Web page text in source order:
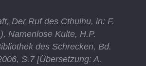
Der Ruf des Cthulhu, in: F.
Namenlose Kulte, H.P.
des Schrecken, Bd.
S.7 [Übersetzung: A.